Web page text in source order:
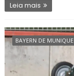
Leia mais
BAYERN DE MUNIQUE